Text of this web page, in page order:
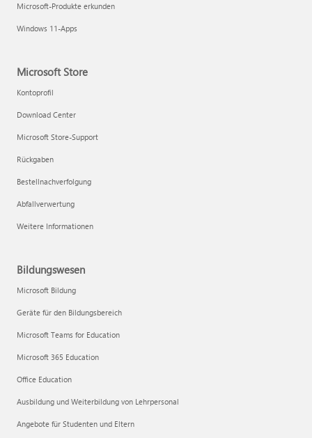
Microsoft-Produkte erkunden
Windows 11-Apps
Microsoft Store
Kontoprofil
Download Center
Microsoft Store-Support
Rückgaben
Bestellnachverfolgung
Abfallverwertung
Weitere Informationen
Bildungswesen
Microsoft Bildung
Geräte für den Bildungsbereich
Microsoft Teams for Education
Microsoft 365 Education
Office Education
Ausbildung und Weiterbildung von Lehrpersonal
Angebote für Studenten und Eltern